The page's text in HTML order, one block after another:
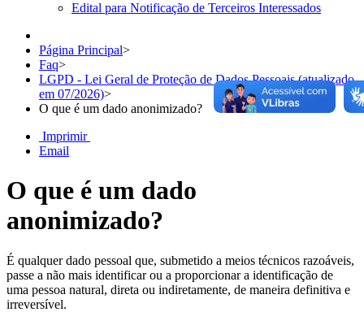
Edital para Notificação de Terceiros Interessados
Página Principal>
Faq>
LGPD - Lei Geral de Proteção de Dados Pessoais (atualizado
em 07/2026)>
O que é um dado anonimizado?
Imprimir
Email
O que é um dado
anonimizado?
É qualquer dado pessoal que, submetido a meios técnicos razoáveis,
passe a não mais identificar ou a proporcionar a identificação de
uma pessoa natural, direta ou indiretamente, de maneira definitiva e
irreversível.